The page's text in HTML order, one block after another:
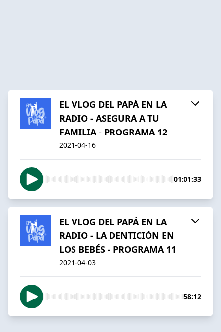
EL VLOG DEL PAPÁ EN LA
RADIO - ASEGURA A TU
FAMILIA - PROGRAMA 12
2021-04-16
01:01:33
EL VLOG DEL PAPÁ EN LA
RADIO - LA DENTICIÓN EN
LOS BEBÉS - PROGRAMA 11
2021-04-03
58:12